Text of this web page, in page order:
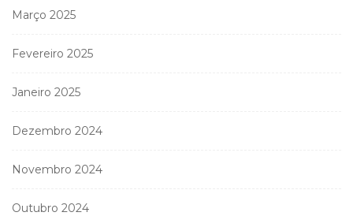
Março 2025
Fevereiro 2025
Janeiro 2025
Dezembro 2024
Novembro 2024
Outubro 2024